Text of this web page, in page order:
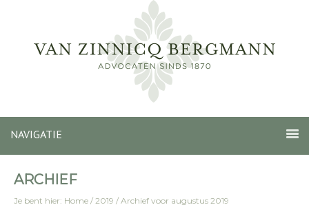
NAVIGATIE
ARCHIEF
Je bent hier: Home / 2019 / Archief voor augustus 2019